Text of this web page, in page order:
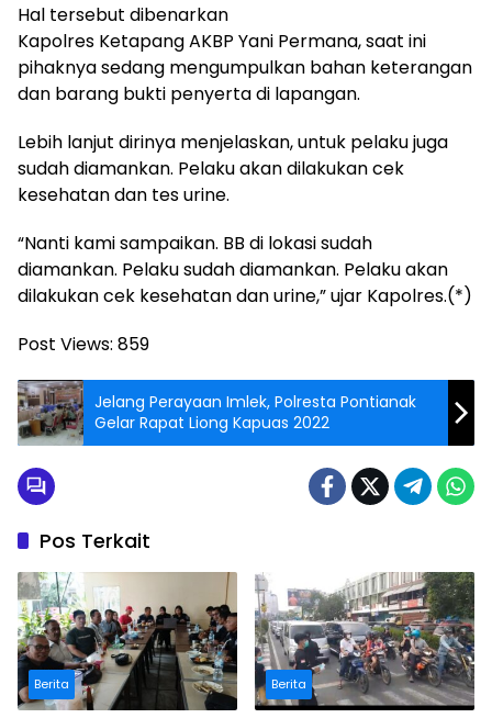
Hal tersebut dibenarkan
Kapolres Ketapang AKBP Yani Permana, saat ini
pihaknya sedang mengumpulkan bahan keterangan
dan barang bukti penyerta di lapangan.
Lebih lanjut dirinya menjelaskan, untuk pelaku juga
sudah diamankan. Pelaku akan dilakukan cek
kesehatan dan tes urine.
“Nanti kami sampaikan. BB di lokasi sudah
diamankan. Pelaku sudah diamankan. Pelaku akan
dilakukan cek kesehatan dan urine,” ujar Kapolres.(*)
Post Views: 859
Jelang Perayaan Imlek, Polresta Pontianak
Gelar Rapat Liong Kapuas 2022
Pos Terkait
Berita Berita